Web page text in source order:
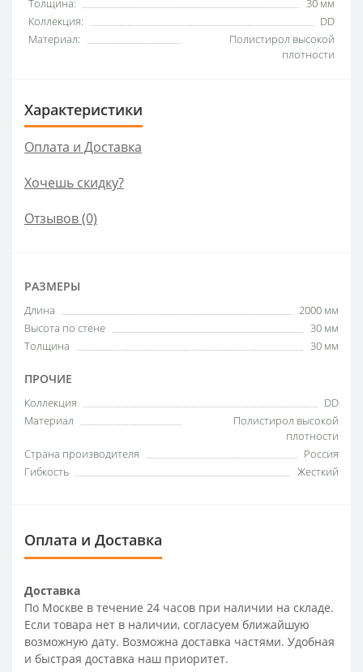
Толщина:
30 мм
Коллекция:
DD
Материал:
Полистирол высокой
плотности
Характеристики
Оплата и Доставка
Хочешь скидку?
Отзывов (0)
РАЗМЕРЫ
Длина
2000 мм
Высота по стене
30 мм
Толщина
30 мм
ПРОЧИЕ
Коллекция
DD
Материал
Полистирол высокой
плотности
Страна производителя
Россия
Гибкость
Жесткий
Оплата и Доставка
Доставка
По Москве в течение 24 часов при наличии на складе.
Если товара нет в наличии, согласуем ближайшую
возможную дату. Возможна доставка частями. Удобная
и быстрая доставка наш приоритет.